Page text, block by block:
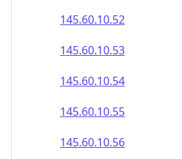
145.60.10.52
145.60.10.53
145.60.10.54
145.60.10.55
145.60.10.56